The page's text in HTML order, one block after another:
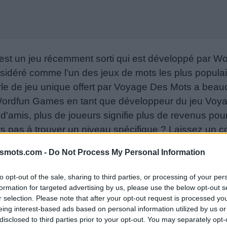
- Do Not Process My Personal Information
opt-out of the sale, sharing to third parties, or processing of your
for targeted advertising by us, please use the below opt-out
selection. Please note that after your opt-out request is processed
interest-based ads based on personal information utilized by us
to third parties prior to your opt-out. You may separately
un jeu récemment sorti qui est développé par
comme l'un des jeux de mots les plus
de jeu unique offert par Voyage Des Mots a
Games en tant que développeur du jeu
plus de joueurs signifie plus de revenus
pas à trouver un niveau spécifique ? Laissez un
!
29
le numéro de niveau :